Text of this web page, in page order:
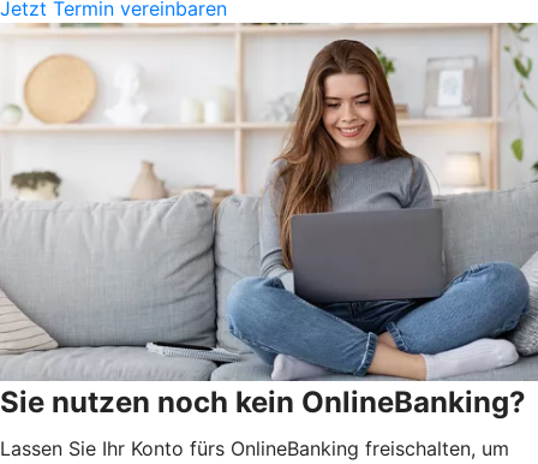
Jetzt Termin vereinbaren
Sie nutzen noch kein OnlineBanking?
Lassen Sie Ihr Konto fürs OnlineBanking freischalten, um